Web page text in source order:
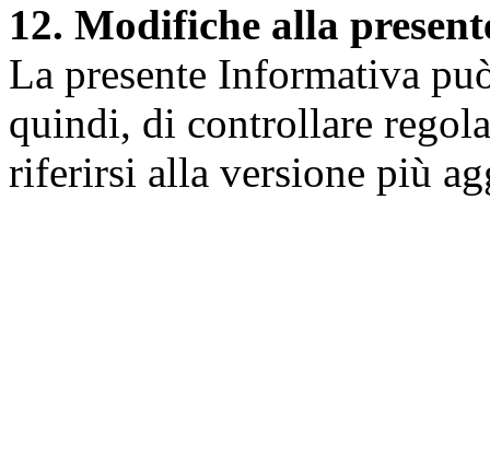
12. Modifiche alla
La presente Informativa
quindi, di controllare
riferirsi alla versione più